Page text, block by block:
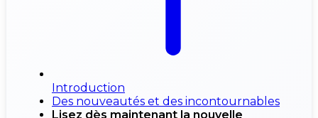
Introduction
Des nouveautés et des incontournables
Lisez dès maintenant la nouvelle